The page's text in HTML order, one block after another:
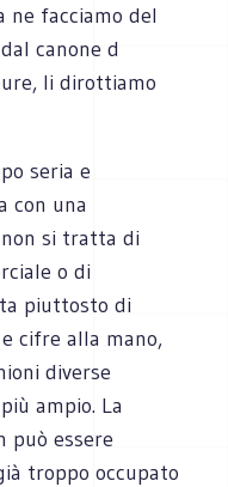
ne facciamo del
canone d
li dirottiamo
seria e
con una
si tratta di
o di
piuttosto di
cifre alla mano,
diverse
ampio. La
può essere
troppo occupato